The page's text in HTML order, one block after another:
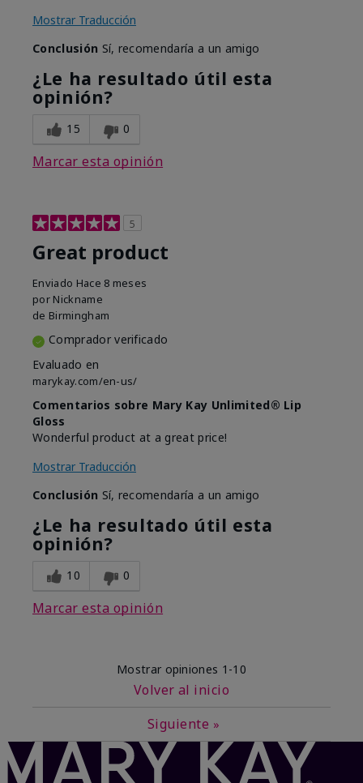
Mostrar Traducción
Conclusión Sí, recomendaría a un amigo
¿Le ha resultado útil esta
opinión?
15 0
Marcar esta opinión
5
Great product
Enviado Hace 8 meses
por Nickname
de Birmingham
Comprador verificado
Evaluado en
marykay.com/en-us/
Comentarios sobre Mary Kay Unlimited® Lip
Gloss
Wonderful product at a great price!
Mostrar Traducción
Conclusión Sí, recomendaría a un amigo
¿Le ha resultado útil esta
opinión?
10 0
Marcar esta opinión
Mostrar opiniones 1-10
Volver al inicio
Siguiente »